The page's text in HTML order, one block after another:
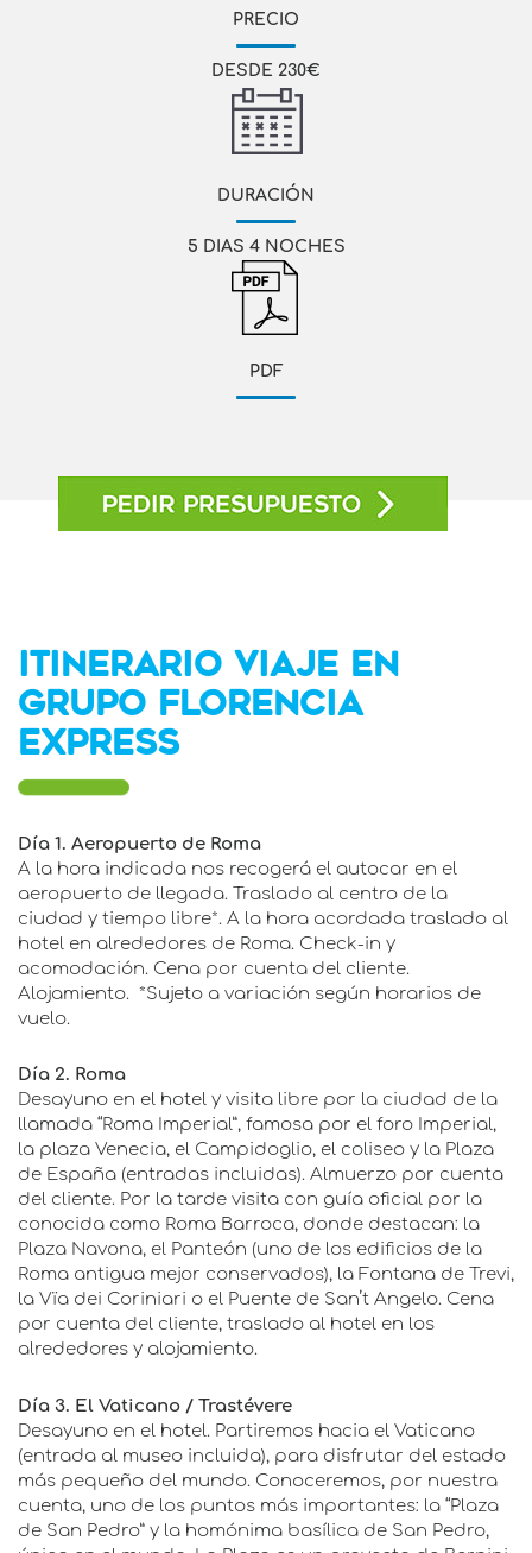
PRECIO
DESDE 230€
DURACIÓN
5 DIAS 4 NOCHES
PDF
ITINERARIO VIAJE EN
GRUPO FLORENCIA
EXPRESS
Día 1. Aeropuerto de Roma
A la hora indicada nos recogerá el autocar en el
aeropuerto de llegada. Traslado al centro de la
ciudad y tiempo libre*. A la hora acordada traslado al
hotel en alrededores de Roma. Check-in y
acomodación. Cena por cuenta del cliente.
Alojamiento. *Sujeto a variación según horarios de
vuelo.
Día 2. Roma
Desayuno en el hotel y visita libre por la ciudad de la
llamada “Roma Imperial”, famosa por el foro Imperial,
la plaza Venecia, el Campidoglio, el coliseo y la Plaza
de España (entradas incluidas). Almuerzo por cuenta
del cliente. Por la tarde visita con guía oficial por la
conocida como Roma Barroca, donde destacan: la
Plaza Navona, el Panteón (uno de los edificios de la
Roma antigua mejor conservados), la Fontana de Trevi,
la Vïa dei Coriniari o el Puente de San’t Angelo. Cena
por cuenta del cliente, traslado al hotel en los
alrededores y alojamiento.
Día 3. El Vaticano / Trastévere
Desayuno en el hotel. Partiremos hacia el Vaticano
(entrada al museo incluida), para disfrutar del estado
más pequeño del mundo. Conoceremos, por nuestra
cuenta, uno de los puntos más importantes: la “Plaza
de San Pedro” y la homónima basílica de San Pedro,